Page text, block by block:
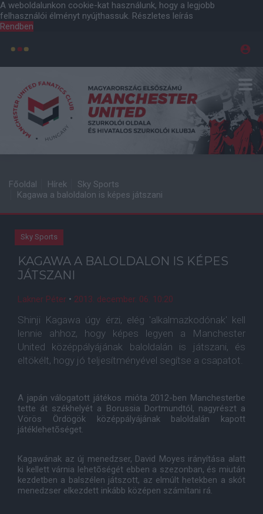
A weboldalunkon cookie-kat használunk, hogy a legjobb
felhasználói élményt nyújthassuk. Részletes leírás
Rendben
Főoldal Hírek
Sky Sports
Kagawa a baloldalon is képes játszani
Sky Sports
KAGAWA A BALOLDALON IS KÉPES
JÁTSZANI
Lakner Péter • 2013. december. 06. 10:20
Shinji Kagawa úgy érzi, elég 'alkalmazkodónak' kell
lennie ahhoz, hogy képes legyen a Manchester
United középpályájának baloldalán is játszani, és
eltökélt, hogy jó teljesítményével segítse a csapatot.
A japán válogatott játékos mióta 2012-ben Manchesterbe
tette át székhelyét a Borussia Dortmundtól, nagyrészt a
Vörös Ördögök középpályájának baloldalán kapott
játéklehetõséget.
Kagawának az új menedzser, David Moyes irányítása alatt
ki kellett várnia lehetõségét ebben a szezonban, és miután
kezdetben a balszélen játszott, az elmúlt hetekben a skót
menedzser elkezdett inkább középen számítani rá.